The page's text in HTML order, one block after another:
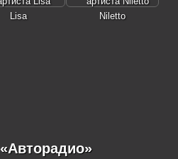
Lisa Niletto